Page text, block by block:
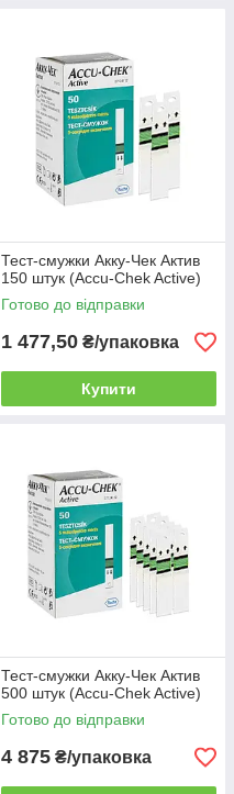
Тест-смужки Акку-Чек Актив
150 штук (Accu-Chek Active)
Готово до відправки
1 477,50 ₴/упаковка
Купити
Тест-смужки Акку-Чек Актив
500 штук (Accu-Chek Active)
Готово до відправки
4 875 ₴/упаковка